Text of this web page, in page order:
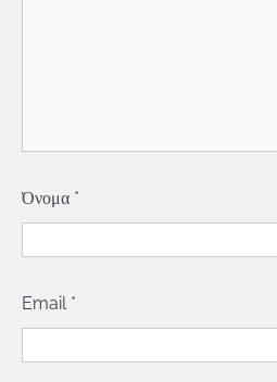
Όνομα *
Email *